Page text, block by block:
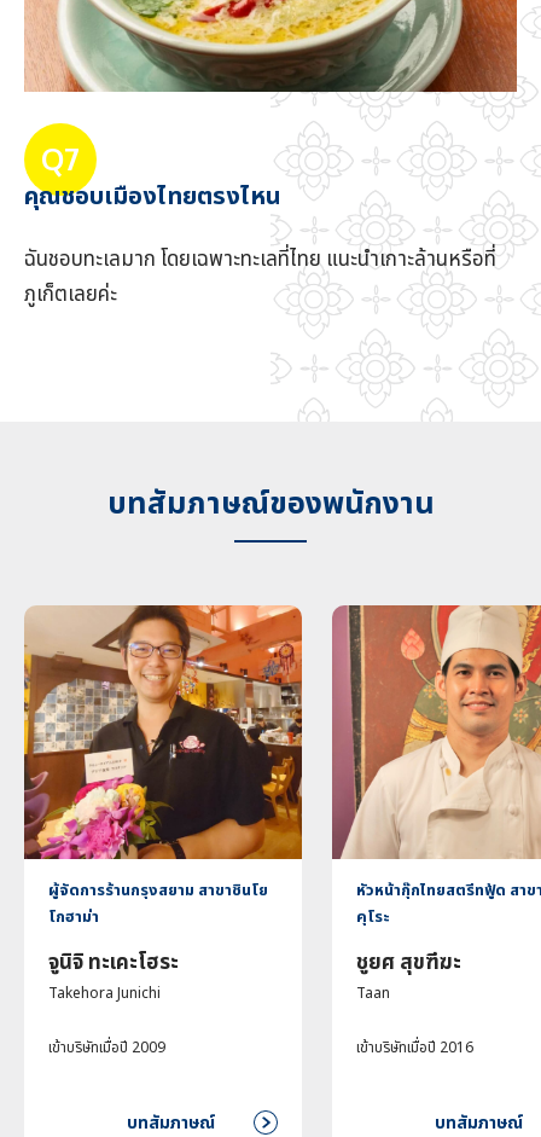
Q7
คุณชอบเมืองไทยตรงไหน
ฉันชอบทะเลมาก โดยเฉพาะทะเลที่ไทย แนะนำเกาะล้านหรือที่
ภูเก็ตเลยค่ะ
บทสัมภาษณ์ของพนักงาน
ผู้จัดการร้านกรุงสยาม สาขาชินโย
โกฮาม่า
จูนิจิ ทะเคะโฮระ
Takehora Junichi
เข้าบริษัทเมื่อปี 2009
บทสัมภาษณ์
หัวหน้ากุ๊กไทยสตรีทฟู้ด สาข
คุโระ
ชูยศ สุขฑีฆะ
Taan
เข้าบริษัทเมื่อปี 2016
บทสัมภาษณ์